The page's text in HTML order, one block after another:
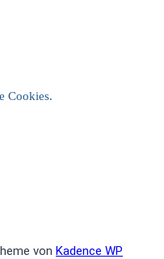
Cookies.
von Kadence WP